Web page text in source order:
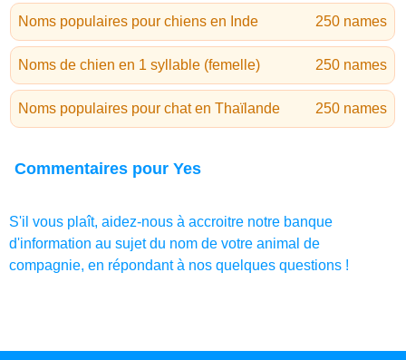
Noms populaires pour chiens en Inde 250 names
Noms de chien en 1 syllable (femelle) 250 names
Noms populaires pour chat en Thaïlande 250 names
Commentaires pour Yes
S'il vous plaît, aidez-nous à accroitre notre banque
d'information au sujet du nom de votre animal de
compagnie, en répondant à nos quelques questions !